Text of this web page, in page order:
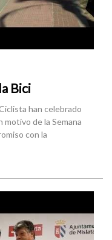
Bici
han celebrado
de la Semana
con la